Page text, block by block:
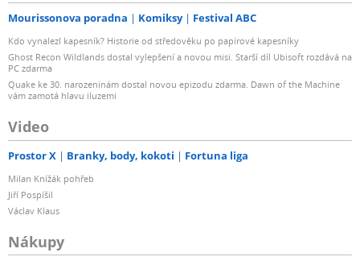
Mourissonova poradna Komiksy Festival ABC
Kdo vynalezl kapesník? Historie od středověku po papírové kapesníky
Ghost Recon Wildlands dostal vylepšení a novou misi. Starší díl Ubisoft rozdává na
PC zdarma
Quake ke 30. narozeninám dostal novou epizodu zdarma. Dawn of the Machine
vám zamotá hlavu iluzemi
Video
Prostor X Branky, body, kokoti Fortuna liga
Milan Knížák pohřeb
Jiří Pospíšil
Václav Klaus
Nákupy